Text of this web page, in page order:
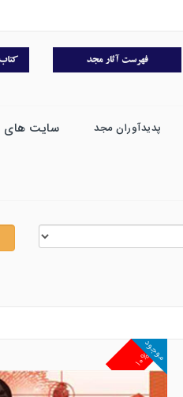
پدیدآوران مجد سایت های
۱۰%
موجود